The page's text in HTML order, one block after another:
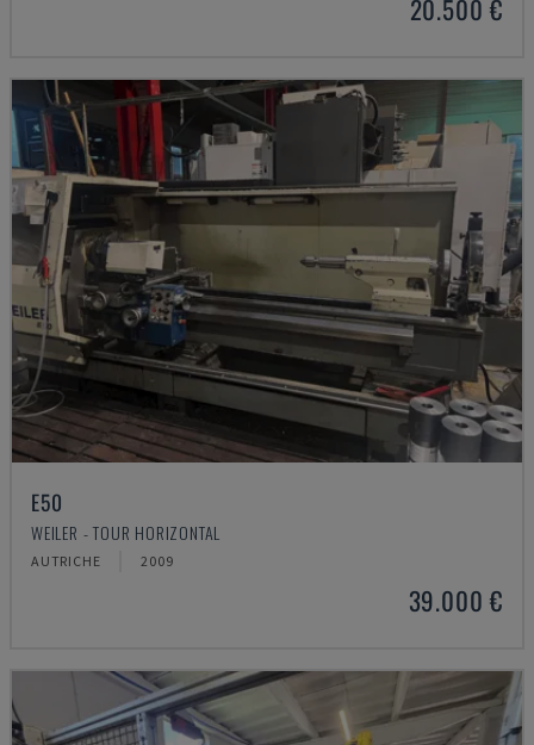
20.500 €
E50
WEILER - TOUR HORIZONTAL
AUTRICHE 2009
39.000 €